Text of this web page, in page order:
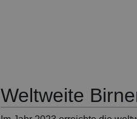
Weltweite